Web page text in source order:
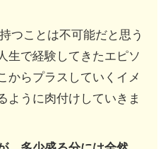
つことは不可能だと思う
生で経験してきたエピソ
からプラスしていくイメ
ように肉付けしていきま